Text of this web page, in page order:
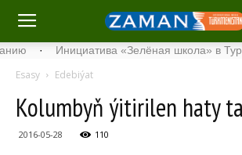
· Инициатива «Зелёная школа» в
Esasy Edebiýat
Kolumbyň ýitirilen haty
2016-05-28 110